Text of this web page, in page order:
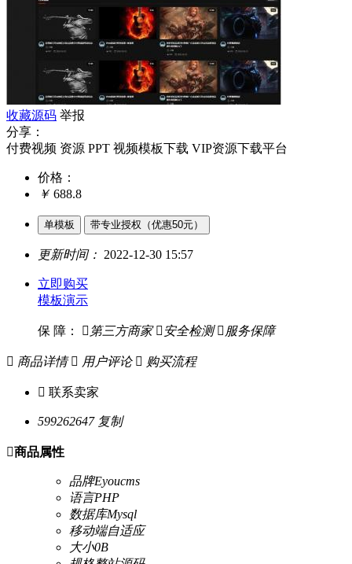
收藏源码 举报
分享：
付费视频 资源 PPT 视频模板下载 VIP资源下载平台
价格：
￥ 688.8
单模板 带专业授权（优惠50元）
更新时间： 2022-12-30 15:57
立即购买
模板演示
保 障：  第三方商家  安全检测  服务保障
 商品详情  用户评论  购买流程
 联系卖家
599262647 复制
商品属性
品牌Eyoucms
语言PHP
数据库Mysql
移动端自适应
大小0B